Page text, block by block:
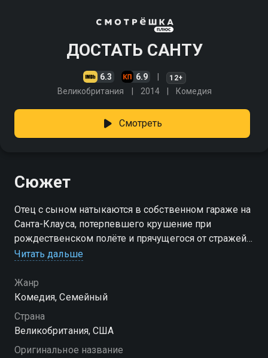
ДОСТАТЬ САНТУ
6.3 6.9 12+
Великобритания 2014 Комедия
Смотреть
Сюжет
Отец с сыном натыкаются в собственном гараже на
Санта-Клауса, потерпевшего крушение при
рождественском полёте и прячущегося от стражей
порядка. Героям выпадает судьбоносная миссия:
придётся преодолеть цепочку препятствий:
отыскать оленя Рудольфа, махнуть в далёкую
Лапландию, наладить взаимодействие с отрядом
эльфов и освободить Санту из-за решётки. Смотри
«Достать Санту» онлайн в хорошем качестве.
Читать дальше
Жанр
Комедия, Семейный
Страна
Великобритания, США
Оригинальное название